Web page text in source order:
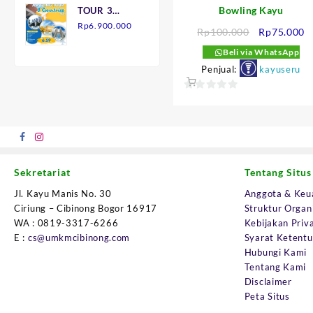
adalah:
Rp145.000.
ini
adalah:
TOUR 3
NEGARA
Rp6.900.000
Bowling Kayu
Rp100.000
Harga
aslinya
adalah:
Rp100.000.
Rp75.000
Beli via WhatsApp
Penjual: kayuseru
Sekretariat
Jl. Kayu Manis No. 30
Ciriung – Cibinong Bogor 16917
WA : 0819-3317-6266
E : cs@umkmcibinong.com
Tentang Situs
Anggota &
Struktur
Kebijakan
Syarat
Hubungi Kami
Tentang Kami
Disclaimer
Peta Situs